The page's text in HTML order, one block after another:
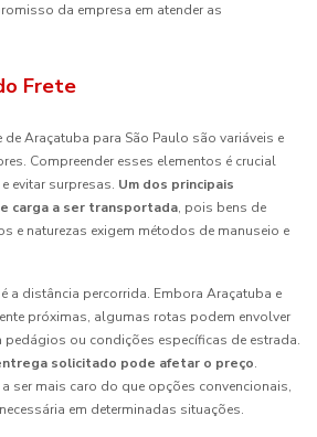
da empresa em atender as
Frete
Araçatuba para São Paulo são variáveis e
Compreender esses elementos é crucial
evitar surpresas. Um dos principais
carga a ser transportada, pois bens de
e naturezas exigem métodos de manuseio e
a distância percorrida. Embora Araçatuba e
próximas, algumas rotas podem envolver
ou condições específicas de estrada.
solicitado pode afetar o preço.
ser mais caro do que opções convencionais,
em determinadas situações.